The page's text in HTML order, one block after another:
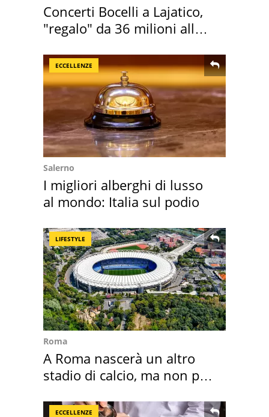
Concerti Bocelli a Lajatico,
"regalo" da 36 milioni alla
ECCELLENZE
Salerno
I migliori alberghi di lusso
al mondo: Italia sul podio
LIFESTYLE
Roma
A Roma nascerà un altro
stadio di calcio, ma non per
ECCELLENZE